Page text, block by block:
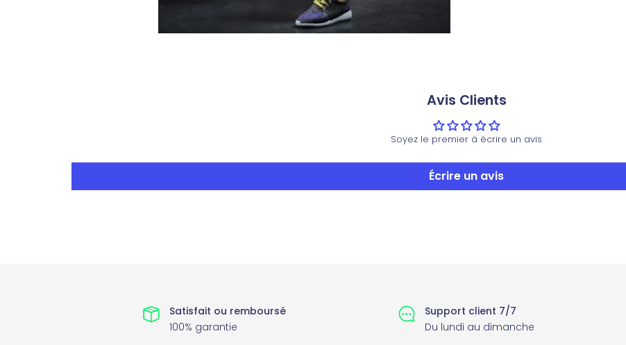
Avis Clients
Soyez le premier à écrire un avis
Écrire un avis
Satisfait ou remboursé
100% garantie
Support client 7/7
Du lundi au dimanche